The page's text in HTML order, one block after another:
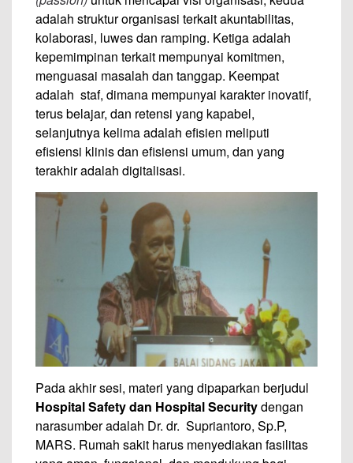
adalah struktur organisasi terkait akuntabilitas,
kolaborasi, luwes dan ramping. Ketiga adalah
kepemimpinan terkait mempunyai komitmen,
menguasai masalah dan tanggap. Keempat
adalah staf, dimana mempunyai karakter inovatif,
terus belajar, dan retensi yang kapabel,
selanjutnya kelima adalah efisien meliputi
efisiensi klinis dan efisiensi umum, dan yang
terakhir adalah digitalisasi.
Pada akhir sesi, materi yang dipaparkan berjudul
Hospital Safety dan Hospital Securitydengan
narasumber adalah Dr. dr. Supriantoro, Sp.P,
MARS. Rumah sakit harus menyediakan fasilitas